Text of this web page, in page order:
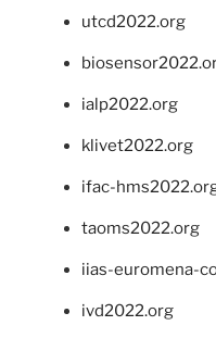
utcd2022.org
ialp2022.org
klivet2022.org
ifac-
taoms2022.org
iias-euromena-
ivd2022.org